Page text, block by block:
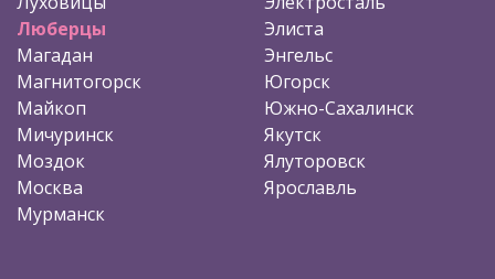
Люберцы
Магадан
Магнитогорск
Майкоп
Мичуринск
Моздок
Москва
Мурманск
Элиста
Энгельс
Югорск
Южно-Сахалинск
Якутск
Ялуторовск
Ярославль